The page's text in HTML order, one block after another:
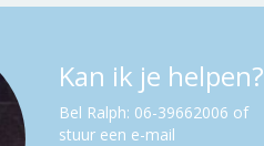
Kan ik je helpen?
Bel Ralph: 06-39662006 of
stuur een e-mail